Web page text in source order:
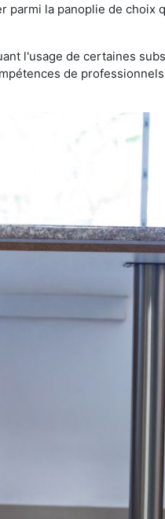
parmi la panoplie de choix
l'usage de certaines
de